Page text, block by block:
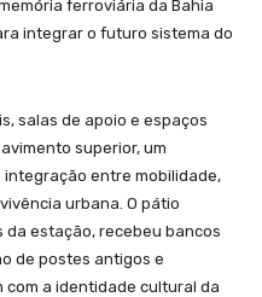
ferroviária da Bahia
integrar o futuro sistema do
salas de apoio e espaços
superior, um
entre mobilidade,
urbana. O pátio
da estação, recebeu bancos
de postes antigos e
a identidade cultural da